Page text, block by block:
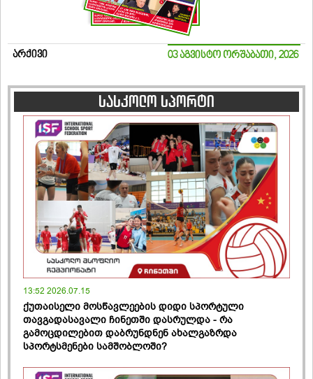
არქივი 03 აგვისტო ორშაბათი, 2026
სასკოლო სპორტი
13:52 2026.07.15
ქუთაისელი მოსწავლეების დიდი სპორტული
თავგადასავალი ჩინეთში დასრულდა - რა
გამოცდილებით დაბრუნდნენ ახალგაზრდა
სპორტსმენები სამშობლოში?